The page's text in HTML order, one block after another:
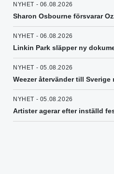
NYHET - 06.08.2026
Sharon Osbourne försvarar
NYHET - 06.08.2026
Linkin Park släpper ny
NYHET - 05.08.2026
Weezer återvänder till Sverige
NYHET - 05.08.2026
Artister agerar efter inställd